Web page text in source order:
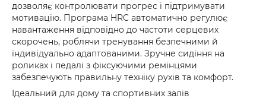
дозволяє контролювати прогрес і підтримувати
мотивацію. Програма HRC автоматично регулює
навантаження відповідно до частоти серцевих
скорочень, роблячи тренування безпечними й
індивідуально адаптованими. Зручне сидіння на
роликах і педалі з фіксуючими ремінцями
забезпечують правильну техніку рухів та комфорт.
Ідеальний для дому та спортивних залів